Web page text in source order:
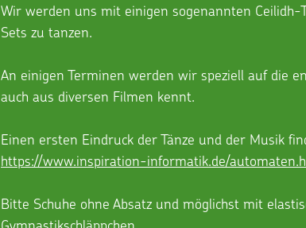
Wir werden uns mit einigen sogenannten
Sets zu tanzen.
An einigen Terminen werden wir speziell auf die
auch aus diversen Filmen kennt.
Einen ersten Eindruck der Tänze und der Musik
https://www.inspiration-informatik.de/
Bitte Schuhe ohne Absatz und möglichst mit